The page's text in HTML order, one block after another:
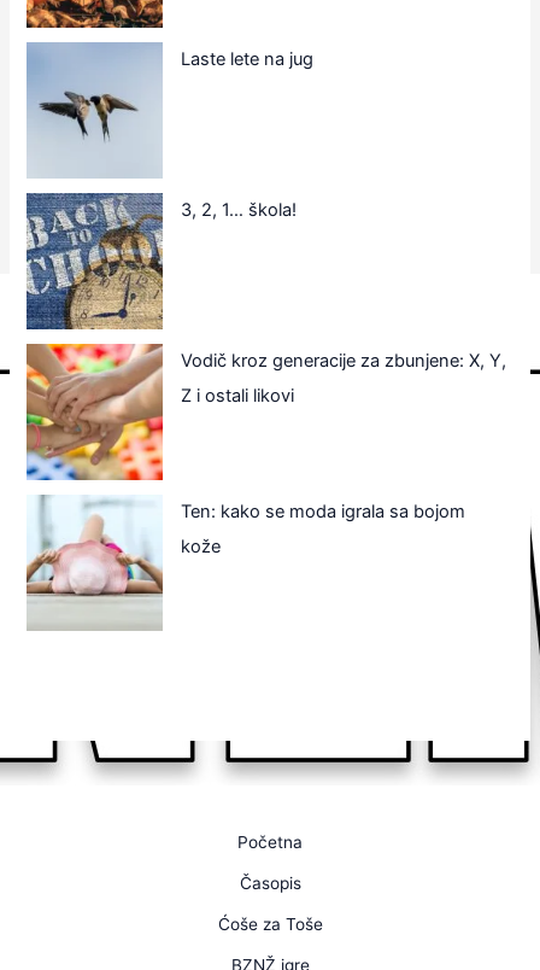
Laste lete na jug
3, 2, 1… škola!
Vodič kroz generacije za zbunjene: X, Y,
Z i ostali likovi
Ten: kako se moda igrala sa bojom
kože
Početna
Časopis
Ćoše za Toše
BZNŽ igre